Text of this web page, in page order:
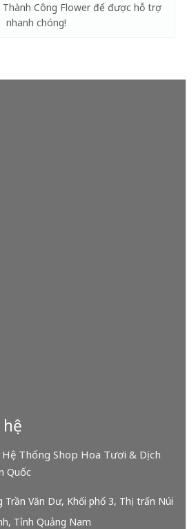
Công Flower để được hỗ trợ
nhanh chóng!
Thống Shop Hoa Tươi & Dịch
Quốc
Trần Văn Dư, Khối phố 3, Thị trấn Núi
Tỉnh Quảng Nam